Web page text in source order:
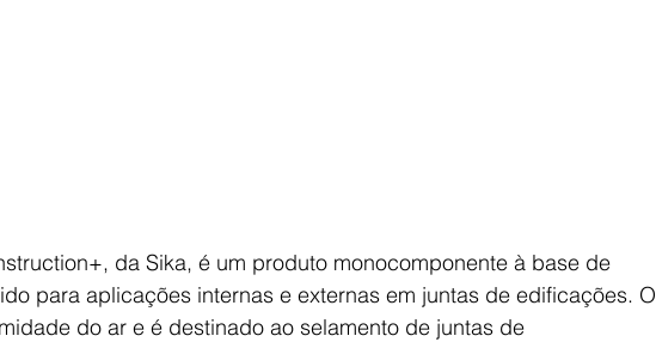
da Sika, é um produto monocomponente à base de
para aplicações internas e externas em juntas de edificações. O
do ar e é destinado ao selamento de juntas de